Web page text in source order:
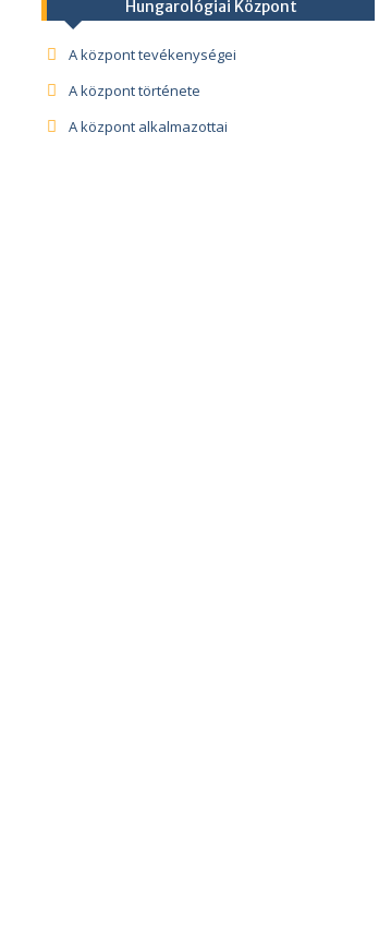
Hungarológiai Központ
A központ tevékenységei
A központ története
A központ alkalmazottai